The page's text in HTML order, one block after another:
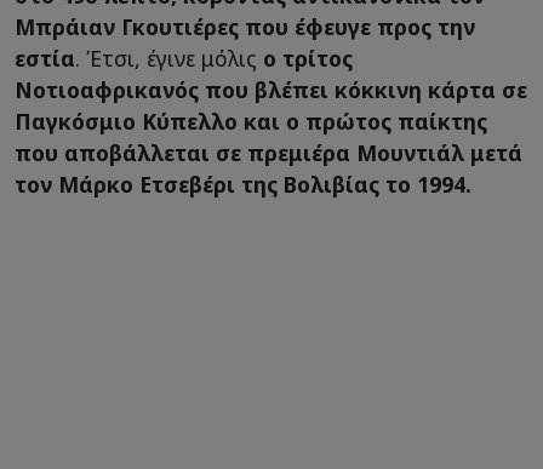
Μπράιαν Γκουτιέρες που έφευγε προς την
εστία. Έτσι, έγινε μόλις ο τρίτος
Νοτιοαφρικανός που βλέπει κόκκινη κάρτα σε
Παγκόσμιο Κύπελλο και ο πρώτος παίκτης
που αποβάλλεται σε πρεμιέρα Μουντιάλ μετά
τον Μάρκο Ετσεβέρι της Βολιβίας το 1994.